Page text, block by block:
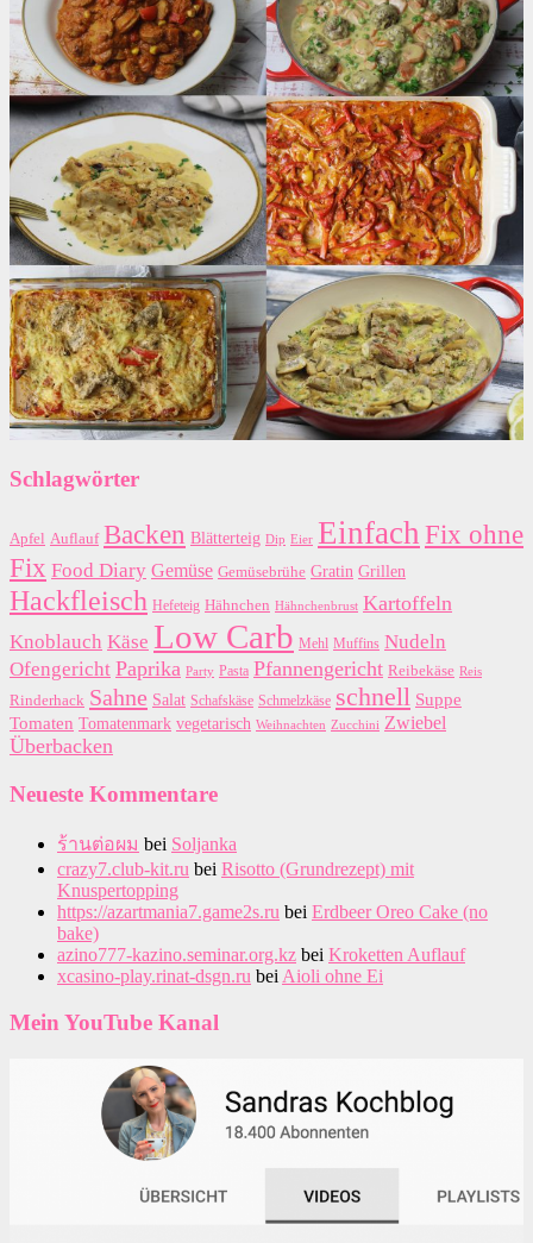
Schlagwörter
Apfel Auflauf Backen Blätterteig Dip Eier Einfach Fix ohne
Fix Food Diary Gemüse Gemüsebrühe Gratin Grillen
Hackfleisch Hefeteig Hähnchen Hähnchenbrust Kartoffeln
Knoblauch Käse Low Carb Mehl Muffins Nudeln
Ofengericht Paprika Party Pasta Pfannengericht Reibekäse Reis
Rinderhack Sahne Salat Schafskäse Schmelzkäse schnell Suppe
Tomaten Tomatenmark vegetarisch Weihnachten Zucchini Zwiebel
Überbacken
Neueste Kommentare
ร้านต่อผม bei Soljanka
crazy7.club-kit.ru bei Risotto (Grundrezept) mit
Knuspertopping
https://azartmania7.game2s.ru bei Erdbeer Oreo Cake (no
bake)
azino777-kazino.seminar.org.kz bei Kroketten Auflauf
xcasino-play.rinat-dsgn.ru bei Aioli ohne Ei
Mein YouTube Kanal